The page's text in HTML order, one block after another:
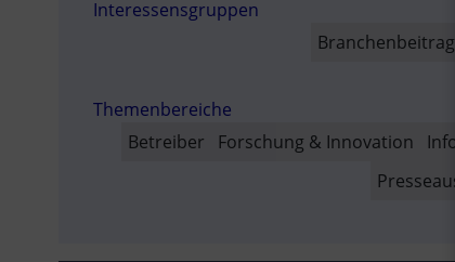
Interessensgruppen
Branchenbeitrag
Themenbereiche
Betreiber
Forschung & Innovation